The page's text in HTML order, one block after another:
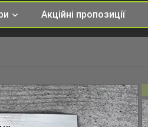
Акційні пропозиції